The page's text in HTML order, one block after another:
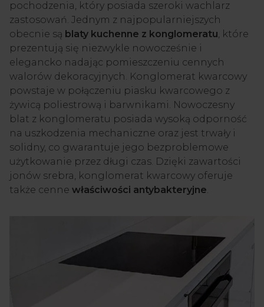
pochodzenia, który posiada szeroki wachlarz
zastosowań. Jednym z najpopularniejszych
obecnie są blaty kuchenne z konglomeratu, które
prezentują się niezwykle nowocześnie i
elegancko nadając pomieszczeniu cennych
walorów dekoracyjnych. Konglomerat kwarcowy
powstaje w połączeniu piasku kwarcowego z
żywicą poliestrową i barwnikami. Nowoczesny
blat z konglomeratu posiada wysoką odporność
na uszkodzenia mechaniczne oraz jest trwały i
solidny, co gwarantuje jego bezproblemowe
użytkowanie przez długi czas. Dzięki zawartości
jonów srebra, konglomerat kwarcowy oferuje
także cenne właściwości antybakteryjne.